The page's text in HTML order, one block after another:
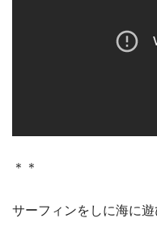
＊＊
サーフィンをしに海に遊